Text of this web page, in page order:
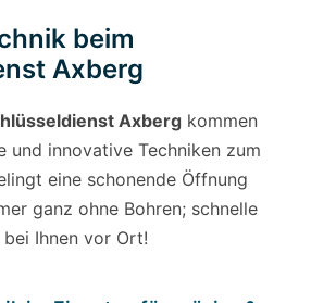
beim
Axberg
Axberg kommen
und innovative Techniken zum
eine schonende Öffnung
ganz ohne Bohren; schnelle
Ihnen vor Ort!